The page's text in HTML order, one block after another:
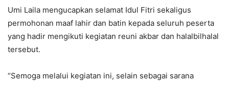
Umi Laila mengucapkan selamat Idul Fitri sekaligus
permohonan maaf lahir dan batin kepada seluruh peserta
yang hadir mengikuti kegiatan reuni akbar dan halalbilhalal
tersebut.
“Semoga melalui kegiatan ini, selain sebagai sarana